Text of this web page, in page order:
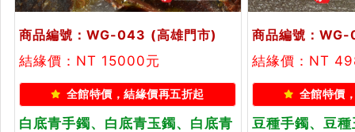
商品編號：WG-043 (高雄門市)
結緣價：NT 15000元
全館特價，結緣價再五折起
白底青手鐲、白底青玉鐲、白底青
商品編號：
結緣價：NT
全館特價
豆種手鐲、豆